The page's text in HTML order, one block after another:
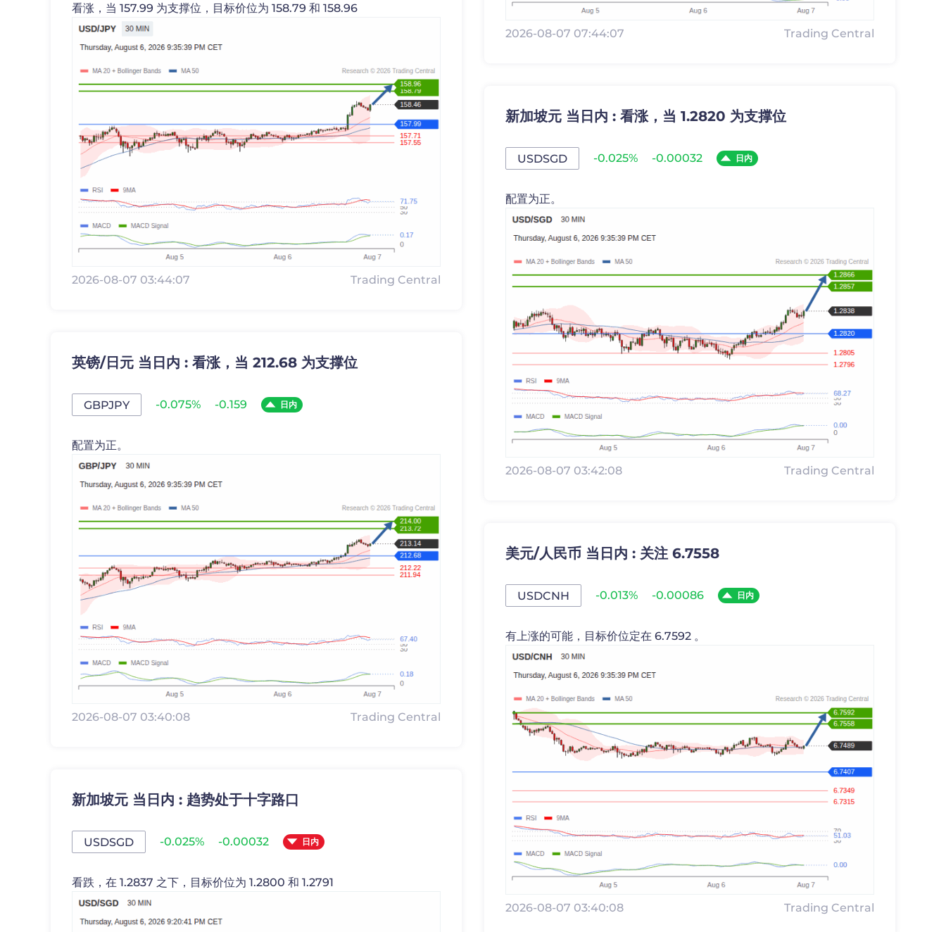
看涨，当 157.99 为支撑位，目标价位为 158.79 和 158.96
2026-08-07 03:44:07 Trading Central
英镑/日元 当日内 : 看涨，当 212.68 为支撑位
GBPJPY -0.075% -0.159 日内
配置为正。
2026-08-07 03:40:08 Trading Central
新加坡元 当日内 : 趋势处于十字路口
USDSGD -0.025% -0.00032 日内
看跌，在 1.2837 之下，目标价位为 1.2800 和 1.2791
2026-08-07 07:44:07 Trading Central
新加坡元 当日内 : 看涨，当 1.2820 为支撑位
USDSGD -0.025% -0.00032 日内
配置为正。
2026-08-07 03:42:08 Trading Central
美元/人民币 当日内 : 关注 6.7558
USDCNH -0.013% -0.00086 日内
有上涨的可能，目标价位定在 6.7592 。
2026-08-07 03:40:08 Trading Central